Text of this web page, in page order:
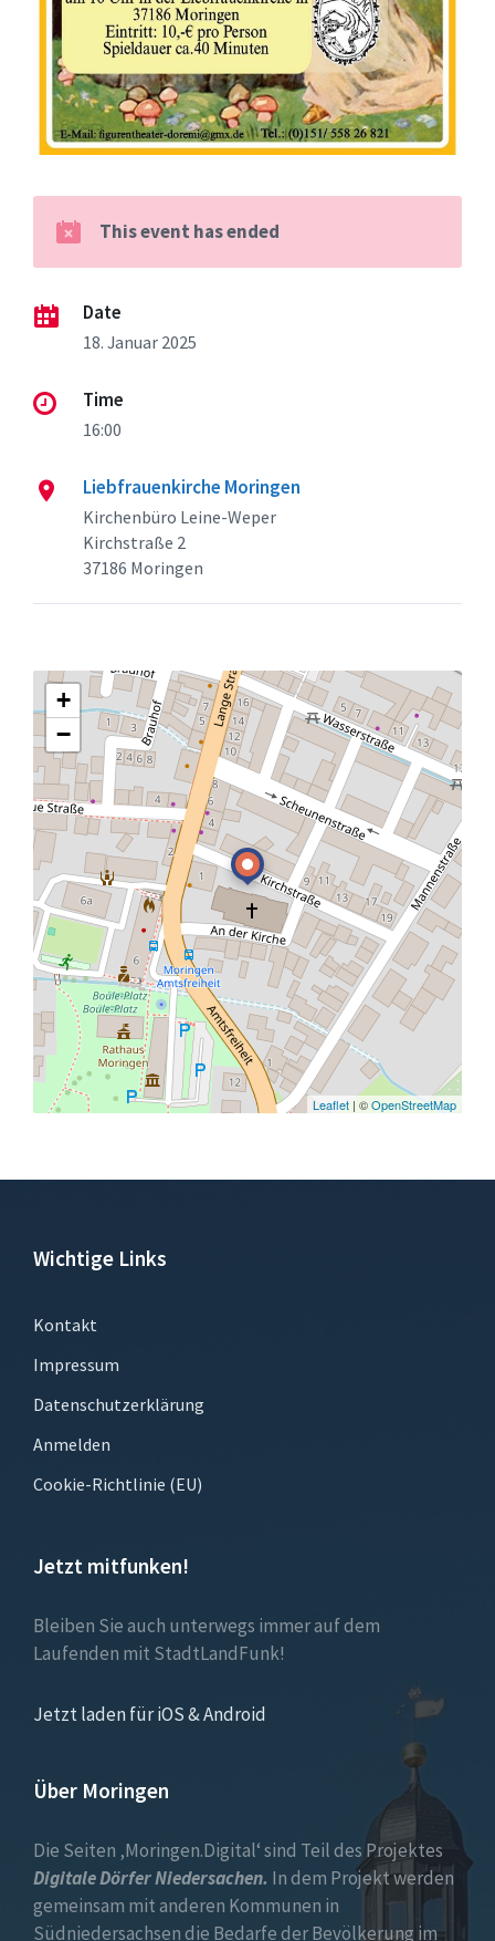
This event has ended
Date
18. Januar 2025
Time
16:00
Liebfrauenkirche Moringen
Kirchenbüro Leine-Weper
Kirchstraße 2
37186 Moringen
+
−
Leaflet | ©OpenStreetMap
Wichtige Links
Kontakt
Impressum
Datenschutzerklärung
Anmelden
Cookie-Richtlinie (EU)
Jetzt mitfunken!
Bleiben Sie auch unterwegs immer auf dem
Laufenden mit StadtLandFunk!
Jetzt laden für iOS & Android
Über Moringen
Die Seiten ‚Moringen.Digital‘ sind Teil des Projektes
Digitale Dörfer Niedersachen. In dem Projekt werden
gemeinsam mit anderen Kommunen in
Südniedersachsen die Bedarfe der Bevölkerung im